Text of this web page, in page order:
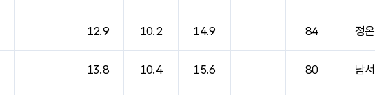
12.9 10.2 14.9 84 정온
13.8 10.4 15.6 80 남서